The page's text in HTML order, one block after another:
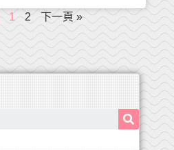
1 2 下一頁 »